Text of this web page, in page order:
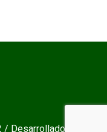
Desarrollador: Daniel